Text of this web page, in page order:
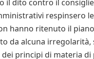
il dito contro il
respinsero
hanno ritenuto il
da alcuna irregolarità,
dei principi di materia